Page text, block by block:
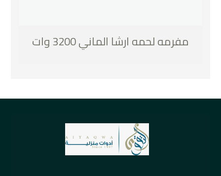
مفرمه لحمه ارشا الماني 3200 وات